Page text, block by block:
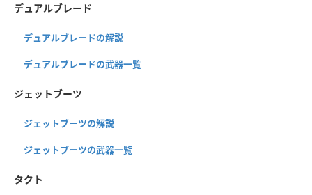
デュアルブレード
デュアルブレードの解説
デュアルブレードの武器一覧
ジェットブーツ
ジェットブーツの解説
ジェットブーツの武器一覧
タクト